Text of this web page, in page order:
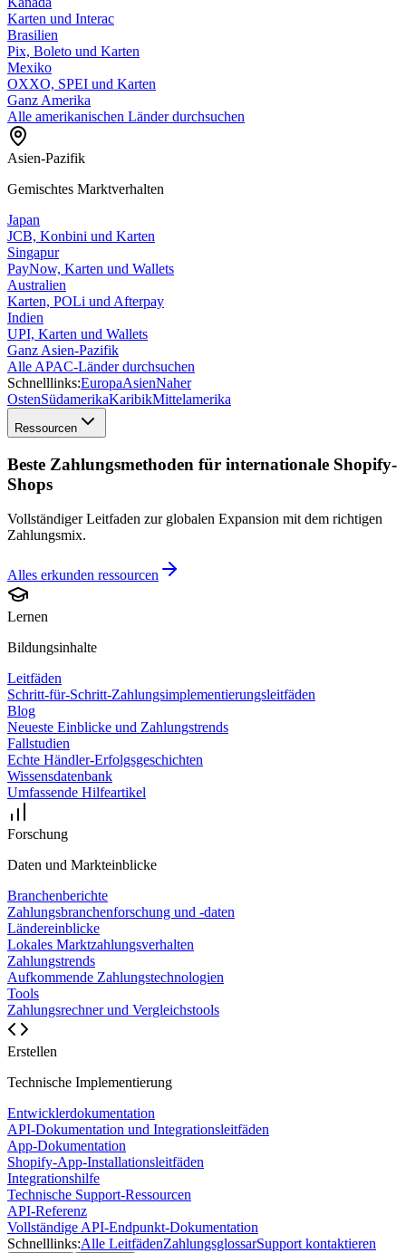
Karten und Interac
Brasilien
Pix, Boleto und Karten
Mexiko
OXXO, SPEI und Karten
Ganz Amerika
Alle amerikanischen Länder durchsuchen
Asien-Pazifik
Gemischtes Marktverhalten
Japan
JCB, Konbini und Karten
Singapur
PayNow, Karten und Wallets
Australien
Karten, POLi und Afterpay
Indien
UPI, Karten und Wallets
Ganz Asien-Pazifik
Alle APAC-Länder durchsuchen
Schnelllinks:EuropaAsienNaher
OstenSüdamerikaKaribikMittelamerika
Ressourcen
Beste Zahlungsmethoden für internationale Shopify-
Shops
Vollständiger Leitfaden zur globalen Expansion mit dem richtigen
Zahlungsmix.
Alles erkunden ressourcen
Lernen
Bildungsinhalte
Leitfäden
Schritt-für-Schritt-Zahlungsimplementierungsleitfäden
Blog
Neueste Einblicke und Zahlungstrends
Fallstudien
Echte Händler-Erfolgsgeschichten
Wissensdatenbank
Umfassende Hilfeartikel
Forschung
Daten und Markteinblicke
Branchenberichte
Zahlungsbranchenforschung und -daten
Ländereinblicke
Lokales Marktzahlungsverhalten
Zahlungstrends
Aufkommende Zahlungstechnologien
Tools
Zahlungsrechner und Vergleichstools
Erstellen
Technische Implementierung
Entwicklerdokumentation
API-Dokumentation und Integrationsleitfäden
App-Dokumentation
Shopify-App-Installationsleitfäden
Integrationshilfe
Technische Support-Ressourcen
API-Referenz
Vollständige API-Endpunkt-Dokumentation
Schnelllinks:Alle LeitfädenZahlungsglossarSupport kontaktieren